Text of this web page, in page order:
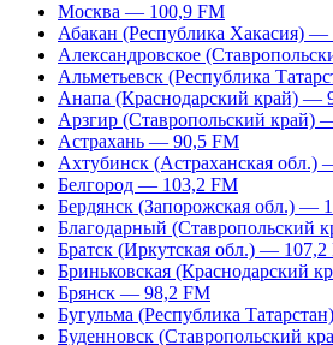
Москва — 100,9 FM
Абакан (Республика Хакасия) —
Александровское
Альметьевск (Республика
Анапа (Краснодарский край) —
Арзгир (Ставропольский край)
Астрахань — 90,5 FM
Ахтубинск (Астраханская обл.)
Белгород — 103,2 FM
Бердянск (Запорожская обл.) —
Благодарный (Ставропольский
Братск (Иркутская обл.) — 107,2
Бриньковская (Краснодарский
Брянск — 98,2 FM
Бугульма (Республика
Буденновск (Ставропольский